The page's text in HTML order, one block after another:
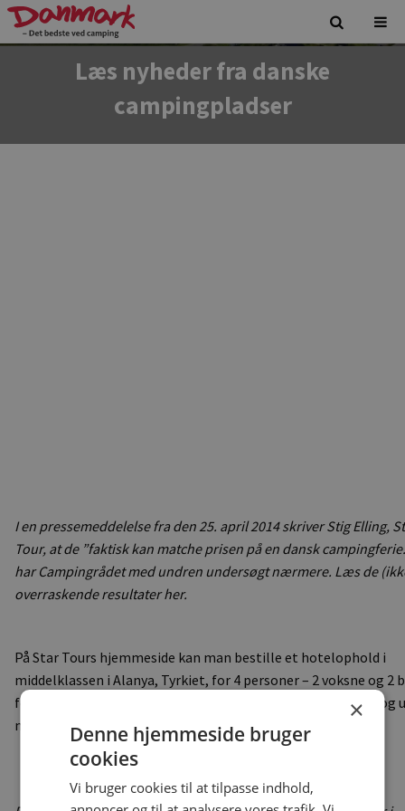
Læs nyheder fra danske
campingpladser
I en pressemeddelelse fra den 25. april 2014 skriver Stig Elling,
Tour, at de ”faktisk kan matche prisen på en dansk
har Campingrådet med undren undersøgt nærmere. Læs de
overraskende resultater her.
På Star Tours hjemmeside kan man bestille et hotelophold i
middelklassen i Alanya, Tyrkiet, for 4 personer – 2 voksne og 2
for i alt kr. 12.754. Hotelopholdet er i en uge i starten af juli og
måltider.
×
Denne hjemmeside bruger
cookies
Vi bruger cookies til at tilpasse indhold,